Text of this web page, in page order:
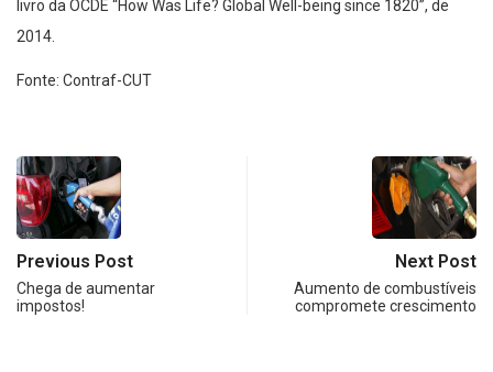
livro da OCDE “How Was Life? Global Well-being since 1820”, de
2014.
Fonte: Contraf-CUT
Previous Post
Chega de aumentar
impostos!
Next Post
Aumento de combustíveis
compromete crescimento